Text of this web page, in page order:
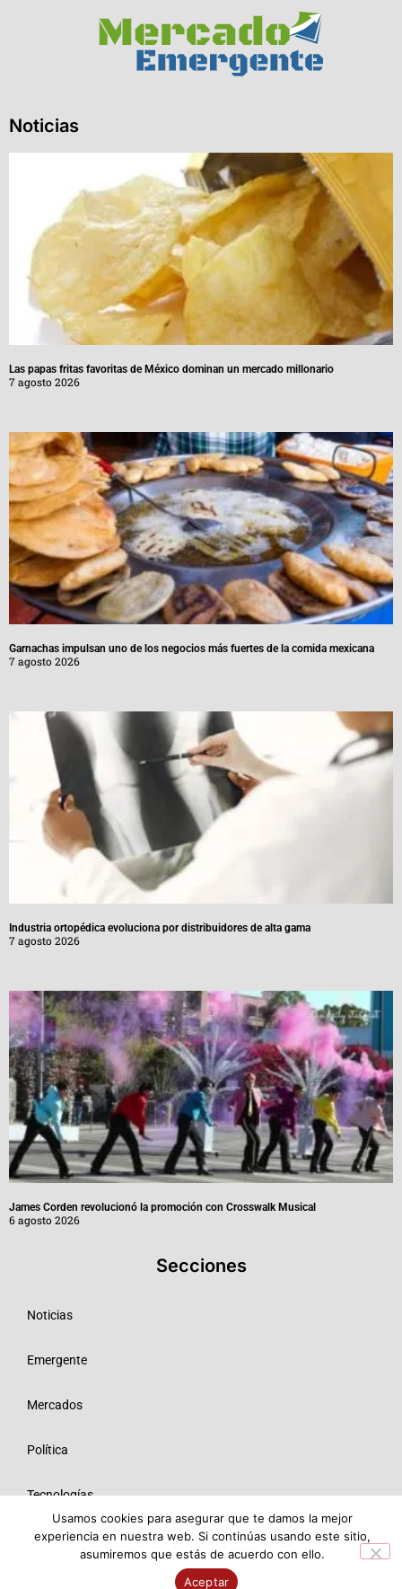
Noticias
Las papas fritas favoritas de México dominan un mercado millonario
7 agosto 2026
Garnachas impulsan uno de los negocios más fuertes de la comida mexicana
7 agosto 2026
Industria ortopédica evoluciona por distribuidores de alta gama
7 agosto 2026
James Corden revolucionó la promoción con Crosswalk Musical
6 agosto 2026
Secciones
Noticias
Emergente
Mercados
Política
Tecnologías
Opinión
© 2026 Todos los derechos reservados ME SRL.
Usamos cookies para asegurar que te damos la mejor
experiencia en nuestra web. Si continúas usando este sitio,
asumiremos que estás de acuerdo con ello.
Aceptar